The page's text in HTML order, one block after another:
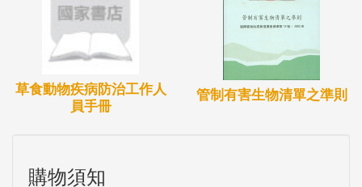
草食動物疾病防治工作人
員手冊
管制有害生物清單之準則
購物須知